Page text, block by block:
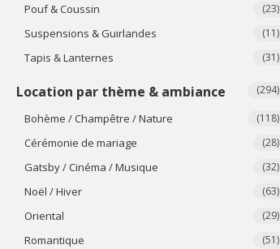
Pouf & Coussin (23)
Suspensions & Guirlandes (11)
Tapis & Lanternes (31)
Location par thème & ambiance (294)
Bohème / Champêtre / Nature (118)
Cérémonie de mariage (28)
Gatsby / Cinéma / Musique (32)
Noël / Hiver (63)
Oriental (29)
Romantique (51)